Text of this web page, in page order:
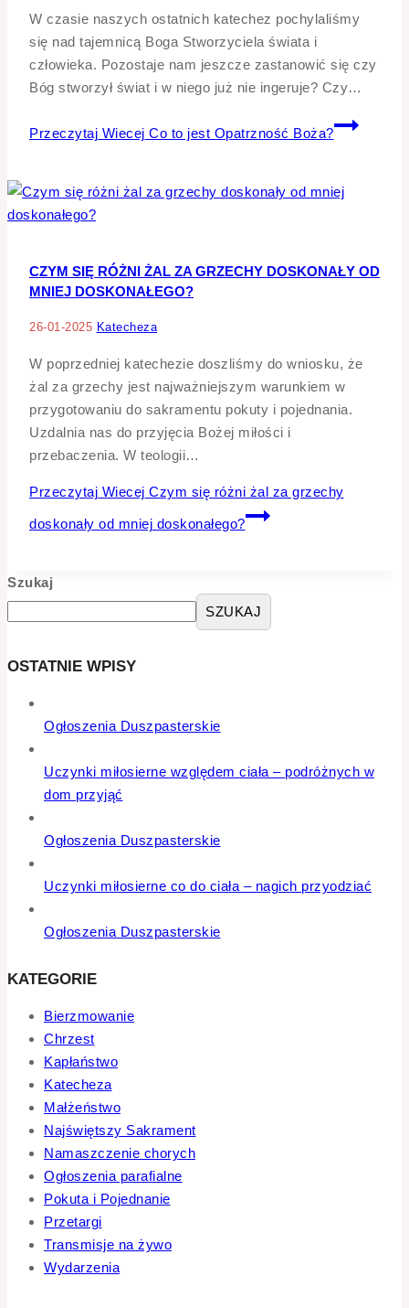
W czasie naszych ostatnich katechez pochylaliśmy
się nad tajemnicą Boga Stworzyciela świata i
człowieka. Pozostaje nam jeszcze zastanowić się czy
Bóg stworzył świat i w niego już nie ingeruje? Czy…
Przeczytaj Wiecej Co to jest Opatrzność Boża?
CZYM SIĘ RÓŻNI ŻAL ZA GRZECHY DOSKONAŁY OD
MNIEJ DOSKONAŁEGO?
26-01-2025 Katecheza
W poprzedniej katechezie doszliśmy do wniosku, że
żal za grzechy jest najważniejszym warunkiem w
przygotowaniu do sakramentu pokuty i pojednania.
Uzdalnia nas do przyjęcia Bożej miłości i
przebaczenia. W teologii…
Przeczytaj Wiecej Czym się różni żal za grzechy
doskonały od mniej doskonałego?
Szukaj
SZUKAJ
OSTATNIE WPISY
Ogłoszenia Duszpasterskie
Uczynki miłosierne względem ciała – podróżnych w
dom przyjąć
Ogłoszenia Duszpasterskie
Uczynki miłosierne co do ciała – nagich przyodziać
Ogłoszenia Duszpasterskie
KATEGORIE
Bierzmowanie
Chrzest
Kapłaństwo
Katecheza
Małżeństwo
Najświętszy Sakrament
Namaszczenie chorych
Ogłoszenia parafialne
Pokuta i Pojednanie
Przetargi
Transmisje na żywo
Wydarzenia